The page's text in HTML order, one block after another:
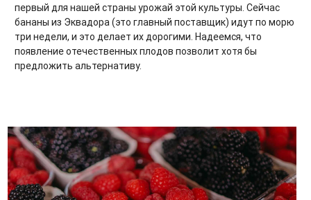
первый для нашей страны урожай этой культуры. Сейчас
бананы из Эквадора (это главный поставщик) идут по морю
три недели, и это делает их дорогими. Надеемся, что
появление отечественных плодов позволит хотя бы
предложить альтернативу.